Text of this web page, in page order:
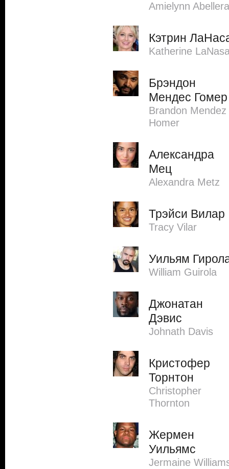
Amielynn Abellera
Кэтрин
Katherine
Брэндон
Мендес Гомер
Brandon Mendez
Homer
Александра
Мец
Alexandra Metz
Трэйси Вилар
Tracy Vilar
Уильям
William Guirola
Джонатан
Дэвис
Johnath Davis
Кристофер
Торнтон
Christopher
Thornton
Жермен
Уильямс
Jermaine